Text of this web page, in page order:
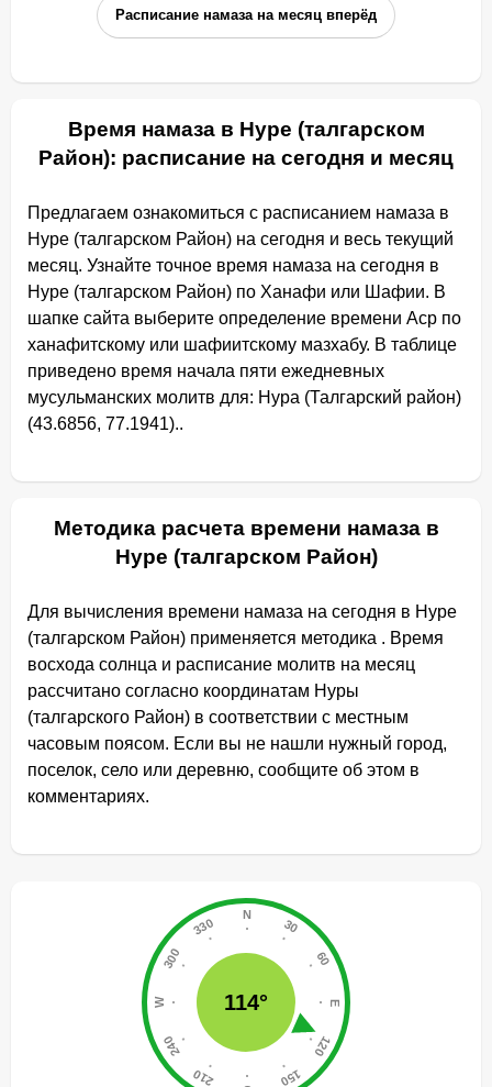
Расписание намаза на месяц вперёд
Время намаза в Нуре (талгарском
Район): расписание на сегодня и месяц
Предлагаем ознакомиться с расписанием намаза в
Нуре (талгарском Район) на сегодня и весь текущий
месяц. Узнайте точное время намаза на сегодня в
Нуре (талгарском Район) по Ханафи или Шафии. В
шапке сайта выберите определение времени Аср по
ханафитскому или шафиитскому мазхабу. В таблице
приведено время начала пяти ежедневных
мусульманских молитв для: Нура (Талгарский район)
(43.6856, 77.1941)..
Методика расчета времени намаза в
Нуре (талгарском Район)
Для вычисления времени намаза на сегодня в Нуре
(талгарском Район) применяется методика . Время
восхода солнца и расписание молитв на месяц
рассчитано согласно координатам Нуры
(талгарского Район) в соответствии с местным
часовым поясом. Если вы не нашли нужный город,
поселок, село или деревню, сообщите об этом в
комментариях.
114°